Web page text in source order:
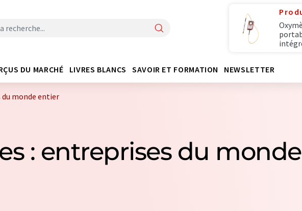
DU MARCHÉ LIVRES BLANCS SAVOIR ET FORMATION NEWSLETTER
monde entier
: entreprises du